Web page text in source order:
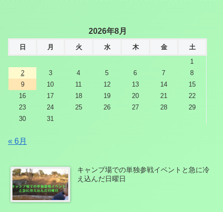
2026年8月
日 月 火 水 木 金
土
1
2
3 4 5 6 7
8
9
10 11 12 13 14
15
16
17 18 19 20 21
22
23
24 25 26 27 28
29
30
31
« 6月
キャンプ場での単独参戦イベントと急に冷
え込んだ日曜日